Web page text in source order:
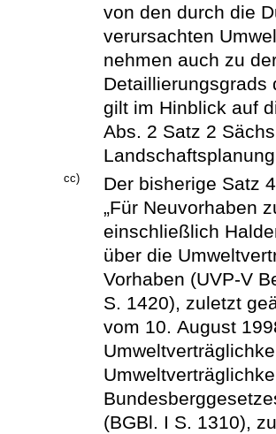
von den durch die
verursachten
nehmen auch zu
Detaillierungsgrads
gilt im Hinblick auf
Abs. 2 Satz 2
cc)
Der bisherige Satz
„Für Neuvorhaben
einschließlich
über die
Vorhaben (UVP-V
S. 1420), zuletzt
vom 10. August
(BGBl. I S. 1310),